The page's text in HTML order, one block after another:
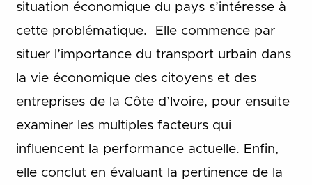
situation économique du pays s’intéresse à
cette problématique. Elle commence par
situer l’importance du transport urbain dans
la vie économique des citoyens et des
entreprises de la Côte d’Ivoire, pour ensuite
examiner les multiples facteurs qui
influencent la performance actuelle. Enfin,
elle conclut en évaluant la pertinence de la